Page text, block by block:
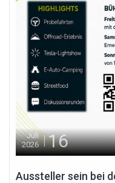
Juli
2026
16
Aussteller sein bei